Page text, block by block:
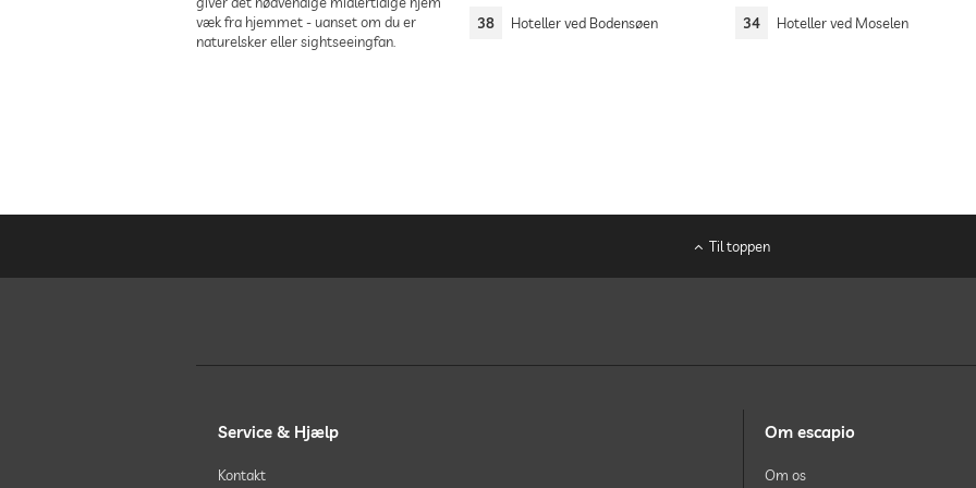
væk fra hjemmet - uanset om du er
naturelsker eller sightseeingfan.
38 Hoteller ved Bodensøen 34 Hoteller ved Moselen
Til toppen
Service & Hjælp
Kontakt
Om escapio
Om os